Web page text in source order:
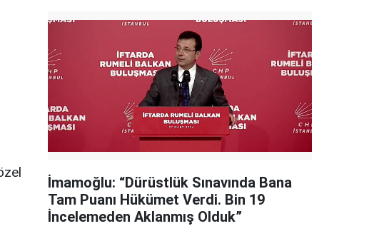
İmamoğlu: “Dürüstlük Sınavında Bana
Tam Puanı Hükümet Verdi. Bin 19
İncelemeden Aklanmış Olduk”